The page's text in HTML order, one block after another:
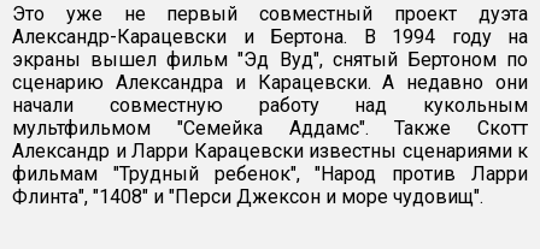
Это уже не первый совместный проект дуэта
Александр-Карацевски и Бертона. В 1994 году на
экраны вышел фильм "Эд Вуд", снятый Бертоном по
сценарию Александра и Карацевски. А недавно они
начали совместную работу над кукольным
мультфильмом "Семейка Аддамс". Также Скотт
Александр и Ларри Карацевски известны сценариями к
фильмам "Трудный ребенок", "Народ против Ларри
Флинта", "1408" и "Перси Джексон и море чудовищ".